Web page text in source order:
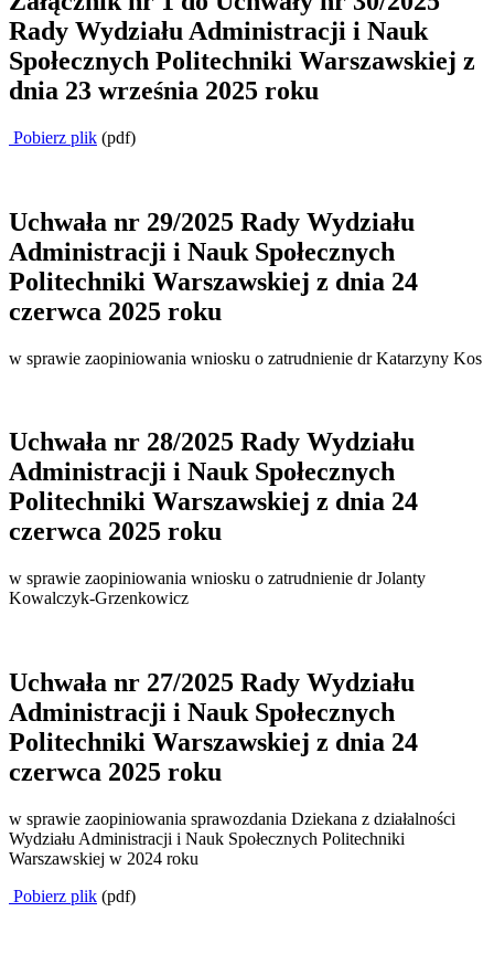
Rady Wydziału Administracji i Nauk
Społecznych Politechniki Warszawskiej z
dnia 23 września 2025 roku
Pobierz plik (pdf)
Uchwała nr 29/2025 Rady Wydziału
Administracji i Nauk Społecznych
Politechniki Warszawskiej z dnia 24
czerwca 2025 roku
w sprawie zaopiniowania wniosku o zatrudnienie dr Katarzyny Kos
Uchwała nr 28/2025 Rady Wydziału
Administracji i Nauk Społecznych
Politechniki Warszawskiej z dnia 24
czerwca 2025 roku
w sprawie zaopiniowania wniosku o zatrudnienie dr Jolanty
Kowalczyk-Grzenkowicz
Uchwała nr 27/2025 Rady Wydziału
Administracji i Nauk Społecznych
Politechniki Warszawskiej z dnia 24
czerwca 2025 roku
w sprawie zaopiniowania sprawozdania Dziekana z działalności
Wydziału Administracji i Nauk Społecznych Politechniki
Warszawskiej w 2024 roku
Pobierz plik (pdf)